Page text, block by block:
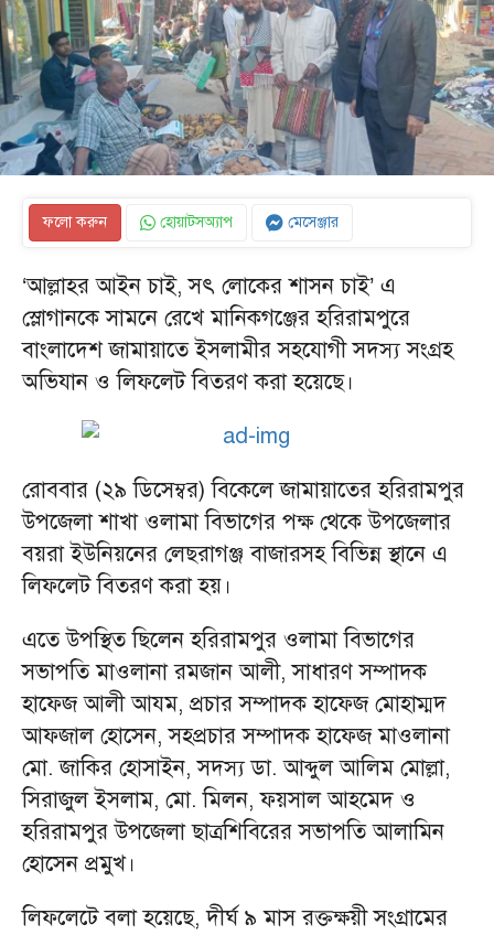
ফলো করুন হোয়াটসঅ্যাপ মেসেঞ্জার
‘আল্লাহর আইন চাই, সৎ লোকের শাসন চাই’ এ
স্লোগানকে সামনে রেখে মানিকগঞ্জের হরিরামপুরে
বাংলাদেশ জামায়াতে ইসলামীর সহযোগী সদস্য সংগ্রহ
অভিযান ও লিফলেট বিতরণ করা হয়েছে।
রোববার (২৯ ডিসেম্বর) বিকেলে জামায়াতের হরিরামপুর
উপজেলা শাখা ওলামা বিভাগের পক্ষ থেকে উপজেলার
বয়রা ইউনিয়নের লেছরাগঞ্জ বাজারসহ বিভিন্ন স্থানে এ
লিফলেট বিতরণ করা হয়।
এতে উপস্থিত ছিলেন হরিরামপুর ওলামা বিভাগের
সভাপতি মাওলানা রমজান আলী, সাধারণ সম্পাদক
হাফেজ আলী আযম, প্রচার সম্পাদক হাফেজ মোহাম্মদ
আফজাল হোসেন, সহপ্রচার সম্পাদক হাফেজ মাওলানা
মো. জাকির হোসাইন, সদস্য ডা. আব্দুল আলিম মোল্লা,
সিরাজুল ইসলাম, মো. মিলন, ফয়সাল আহমেদ ও
হরিরামপুর উপজেলা ছাত্রশিবিরের সভাপতি আলামিন
হোসেন প্রমুখ।
লিফলেটে বলা হয়েছে, দীর্ঘ ৯ মাস রক্তক্ষয়ী সংগ্রামের